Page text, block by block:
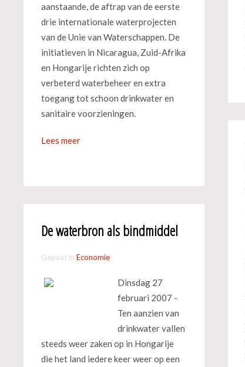
aanstaande, de aftrap van de eerste
drie internationale waterprojecten
van de Unie van Waterschappen. De
initiatieven in Nicaragua, Zuid-Afrika
en Hongarije richten zich op
verbeterd waterbeheer en extra
toegang tot schoon drinkwater en
sanitaire voorzieningen.
Lees meer
De waterbron als bindmiddel
Gepost in Economie
Dinsdag 27
februari 2007 -
Ten aanzien van
drinkwater vallen
steeds weer zaken op in Hongarije
die het land iedere keer weer op een